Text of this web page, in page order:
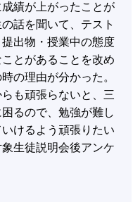
績が上がったことが
話を聞いて、テスト
出物・授業中の態度
とがあることを改め
の理由が分かった。
も頑張らないと、三
るので、勉強が難し
けるよう頑張りたい
生徒説明会後アンケ